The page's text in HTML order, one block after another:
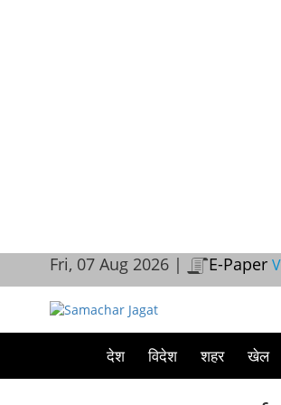
Fri, 07 Aug 2026 | E-Paper
देश विदेश शहर खेल